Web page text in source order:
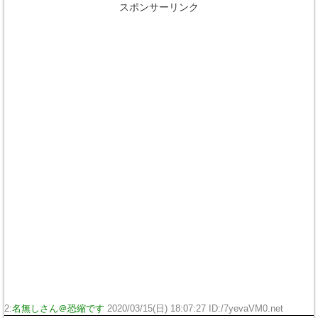
スポンサーリンク
2:名無しさん＠恐縮です 2020/03/15(日) 18:07:27 ID:/7yevaVM0.net